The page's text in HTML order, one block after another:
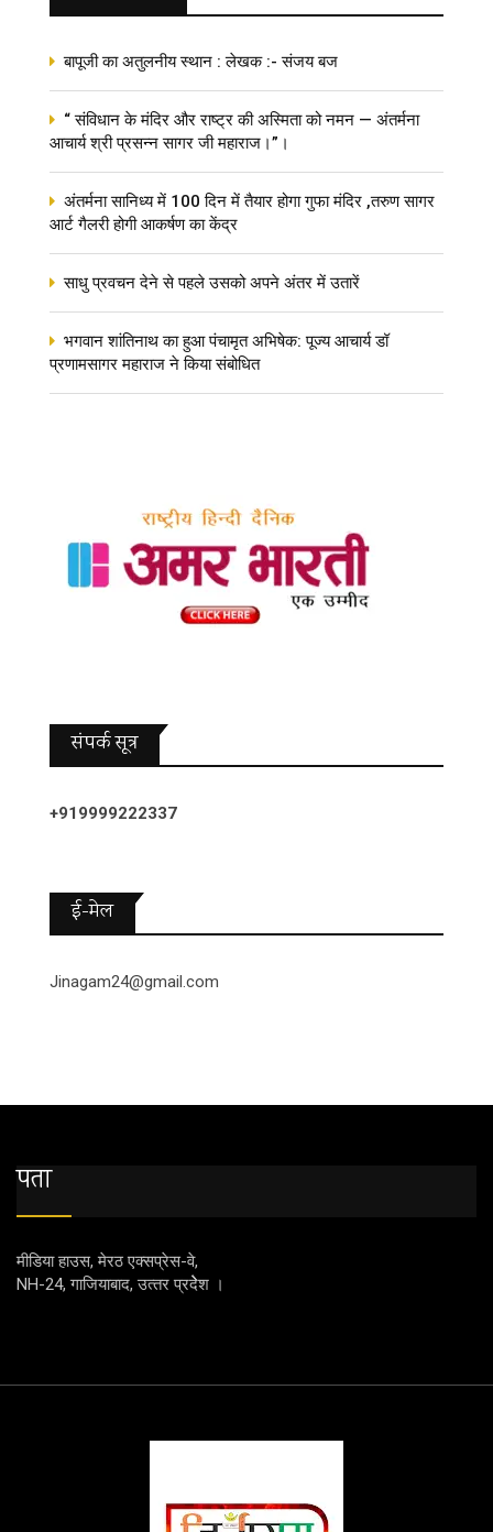
बापूजी का अतुलनीय स्थान : लेखक :- संजय बज
“ संविधान के मंदिर और राष्ट्र की अस्मिता को नमन — अंतर्मना
आचार्य श्री प्रसन्न सागर जी महाराज।”।
अंतर्मना सानिध्य में 100 दिन में तैयार होगा गुफा मंदिर ,तरुण सागर
आर्ट गैलरी होगी आकर्षण का केंद्र
साधु प्रवचन देने से पहले उसको अपने अंतर में उतारें
भगवान शांतिनाथ का हुआ पंचामृत अभिषेक: पूज्य आचार्य डॉ
प्रणामसागर महाराज ने किया संबोधित
संपर्क सूत्र
+919999222337
ई-मेल
Jinagam24@gmail.com
पता
मीडिया हाउस, मेरठ एक्‍सप्रेस-वे,
NH-24, गाजियाबाद, उत्‍तर प्रदेेेेश ।